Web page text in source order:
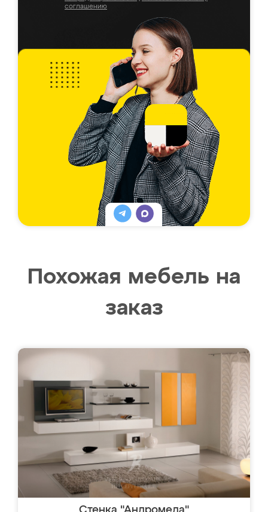
соглашению
Похожая мебель на
заказ